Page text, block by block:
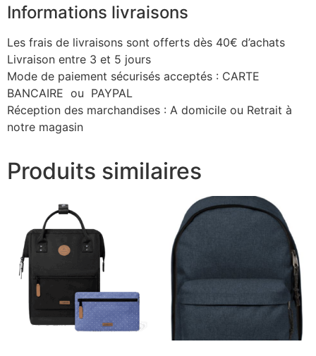
Informations livraisons
Les frais de livraisons sont offerts dès 40€ d’achats
Livraison entre 3 et 5 jours
Mode de paiement sécurisés acceptés : CARTE
BANCAIRE ou PAYPAL
Réception des marchandises : A domicile ou Retrait à
notre magasin
Produits similaires